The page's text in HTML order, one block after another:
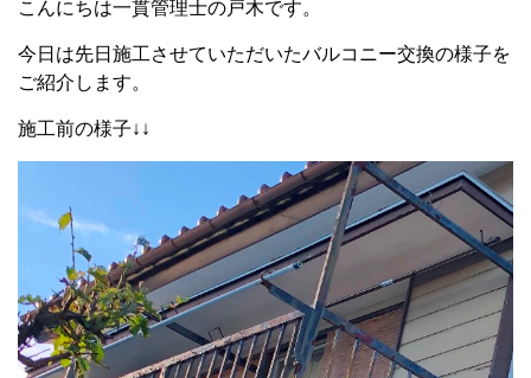
こんにちは一貫管理士の戸木です。
今日は先日施工させていただいたバルコニー交換の様子を
ご紹介します。
施工前の様子↓↓